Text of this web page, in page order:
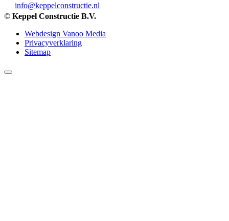
info@keppelconstructie.nl
© Keppel Constructie B.V.
Webdesign Vanoo Media
Privacyverklaring
Sitemap